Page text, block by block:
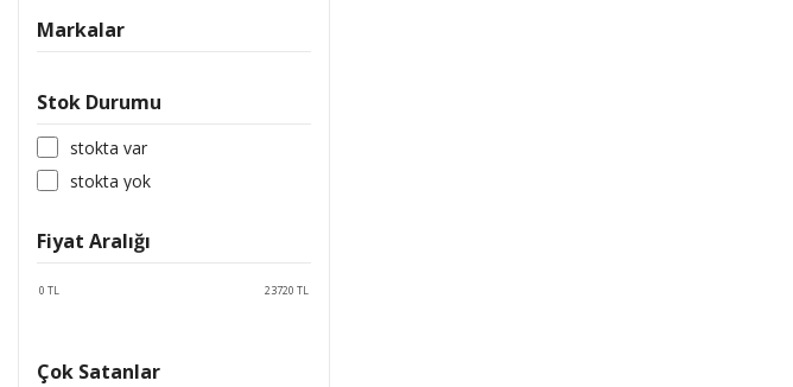
Markalar
Stok Durumu
stokta var
stokta yok
Fiyat Aralığı
0 TL 23720 TL
Çok Satanlar